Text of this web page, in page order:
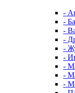
-
-
-
-
-
-
-
-
-